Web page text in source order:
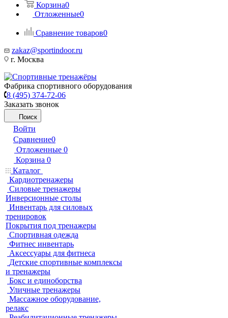
Корзина0
Отложенные0
Сравнение товаров0
zakaz@sportindoor.ru
г. Москва
Фабрика спортивного оборудования
8 (495) 374-72-06
Заказать звонок
Поиск
Войти
Сравнение0
Отложенные 0
Корзина 0
Каталог
Кардиотренажеры
Силовые тренажеры
Инверсионные столы
Инвентарь для силовых
тренировок
Покрытия под тренажеры
Спортивная одежда
Фитнес инвентарь
Аксессуары для фитнеса
Детские спортивные комплексы
и тренажеры
Бокс и единоборства
Уличные тренажеры
Массажное оборудование,
релакс